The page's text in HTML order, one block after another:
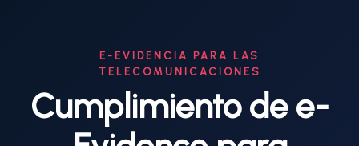
E-EVIDENCIA PARA LAS
TELECOMUNICACIONES
Cumplimiento de e-